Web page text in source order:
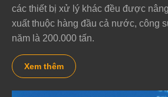
các thiết bị xử lý khác đều được
xuất thuộc hàng đầu cả nước, công
năm là 200.000 tấn.
Xem thêm